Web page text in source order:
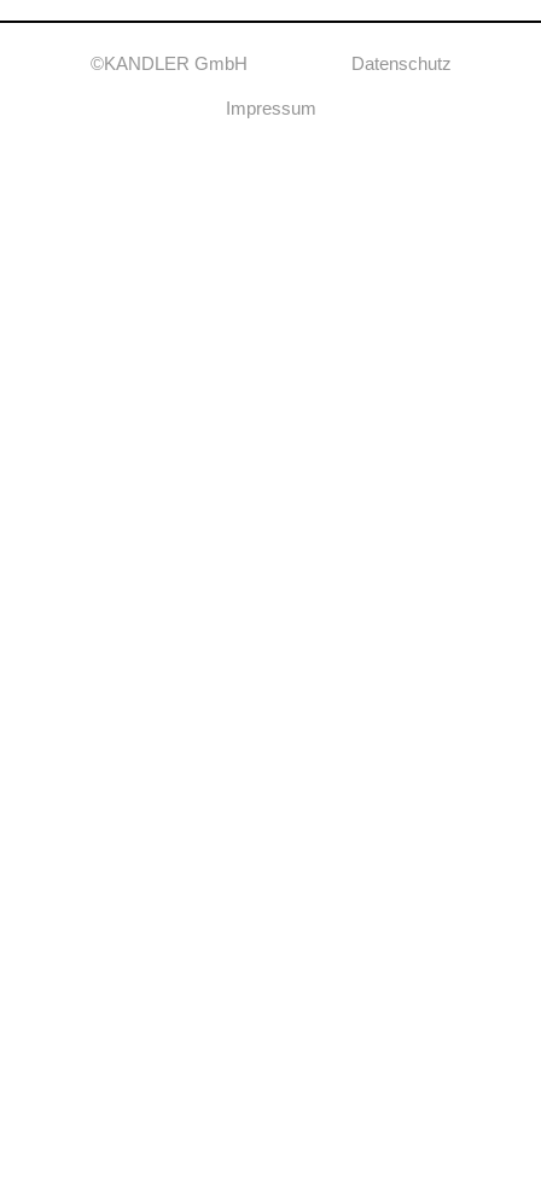
©KANDLER GmbH Datenschutz
Impressum